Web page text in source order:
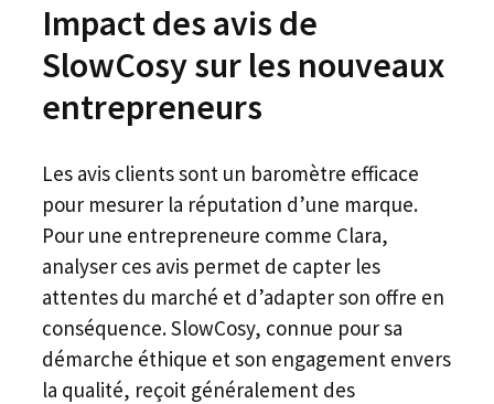
Impact des avis de
SlowCosy sur les nouveaux
entrepreneurs
Les avis clients sont un baromètre efficace
pour mesurer la réputation d’une marque.
Pour une entrepreneure comme Clara,
analyser ces avis permet de capter les
attentes du marché et d’adapter son offre en
conséquence. SlowCosy, connue pour sa
démarche éthique et son engagement envers
la qualité, reçoit généralement des